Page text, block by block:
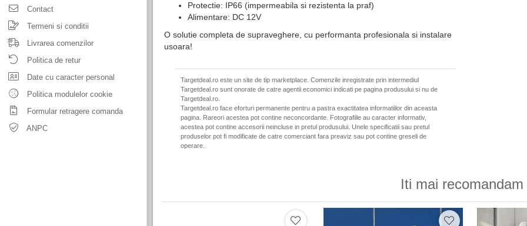
Contact
Termeni si conditii
Livrarea comenzilor
Politica de retur
Date cu caracter personal
Politica modulelor cookie
Formular retragere comanda
ANPC
Protectie: IP66 (impermeabila si rezistenta la praf)
Alimentare: DC 12V
O solutie completa de supraveghere, cu performanta profesionala si instalare
usoara!
Targetdeal.ro este un site de tip marketplace. Comenzile inregistrate prin intermediul
Targetdeal.ro sunt onorate de catre agentii economici indicati pe pagina produsului si nu de
Targetdeal.ro.
Targetdeal.ro face eforturi permanente pentru a pastra exactitatea informatiilor din aceasta
pagina. Rareori acestea pot contine neconcordante. Fotografiile au caracter informativ,
acestea pot contine accesorii neincluse in pretul produsului. Unele specificatii sau pretul
produselor pot fi modificate de catre comerciant fara preaviz sau pot contine greseli de
operare.
Iti mai recomandam